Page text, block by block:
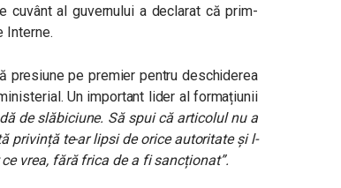
cuvânt al guvernului a declarat că prim-
Interne.
presiune pe premier pentru deschiderea
Un important lider al formațiunii
de slăbiciune. Să spui că articolul nu a
privință te-ar lipsi de orice autoritate și l-
vrea, fără frica de a fi sancționat”.